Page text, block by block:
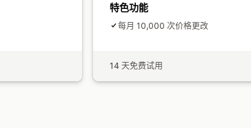
特色功能
每月 10,000 次价格更改
14 天免费试用